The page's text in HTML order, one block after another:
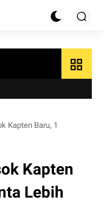
grid_view
Kapten Baru, 1
Kapten
Lebih